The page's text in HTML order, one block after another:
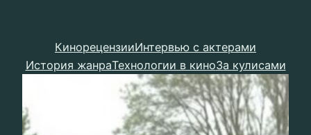
КинорецензииИнтервью с актерами
История жанраТехнологии в киноЗа кулисами